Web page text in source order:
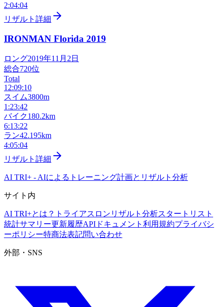
2:04:04
リザルト詳細
IRONMAN Florida 2019
ロング2019年11月2日
総合720位
Total
12:09:10
スイム3800m
1:23:42
バイク180.2km
6:13:22
ラン42.195km
4:05:04
リザルト詳細
AI TRI+ - AIによるトレーニング計画とリザルト分析
サイト内
AI TRI+とは？ トライアスロンリザルト分析スタートリスト
統計サマリー更新履歴APIドキュメント 利用規約プライバシ
ーポリシー特商法表記問い合わせ
外部・SNS